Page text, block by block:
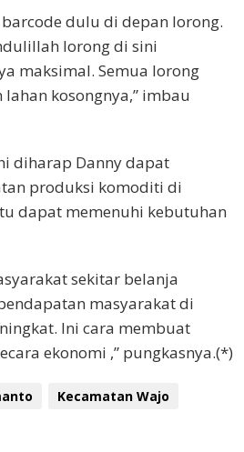
barcode dulu di depan lorong.
lorong di sini
maksimal. Semua lorong
kosongnya,” imbau
diharap Danny dapat
produksi komoditi di
dapat memenuhi kebutuhan
sekitar belanja
masyarakat di
Ini cara membuat
ekonomi ,” pungkasnya.(*)
Kecamatan Wajo